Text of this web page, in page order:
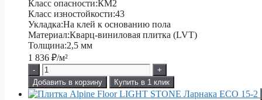
Класс опасности:КМ2
Класс изностойкости:43
Укладка:На клей к основанию пола
Материал:Кварц-виниловая плитка (LVT)
Толщина:2,5 мм
1 836 ₽/м²
-
+
Добавить в корзину
Купить в 1 клик